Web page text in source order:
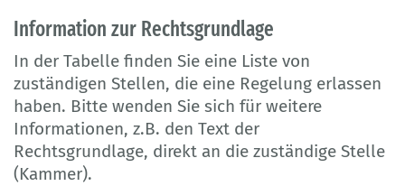
Information zur Rechtsgrundlage
In der Tabelle finden Sie eine Liste von
zuständigen Stellen, die eine Regelung erlassen
haben. Bitte wenden Sie sich für weitere
Informationen, z.B. den Text der
Rechtsgrundlage, direkt an die zuständige Stelle
(Kammer).